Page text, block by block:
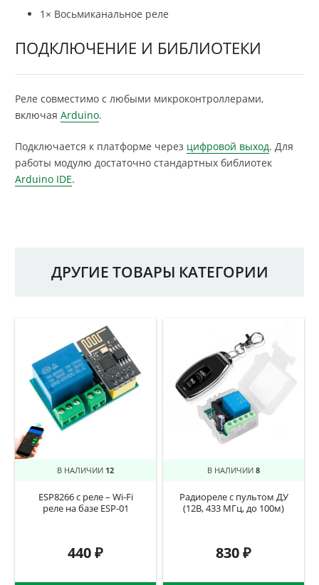
1× Восьмиканальное реле
ПОДКЛЮЧЕНИЕ И БИБЛИОТЕКИ
Реле совместимо с любыми микроконтроллерами,
включая Arduino.
Подключается к платформе через цифровой выход. Для
работы модулю достаточно стандартных библиотек
Arduino IDE.
ДРУГИЕ ТОВАРЫ КАТЕГОРИИ
В НАЛИЧИИ 12
ESP8266 с реле – Wi-Fi
реле на базе ESP-01
440₽
В НАЛИЧИИ 8
Радиореле с пультом ДУ
(12В, 433 МГц, до 100м)
830₽